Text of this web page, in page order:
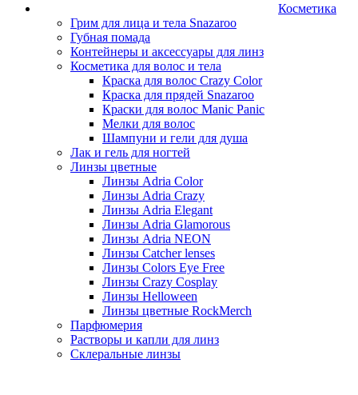
Косметика
Грим для лица и тела Snazaroo
Губная помада
Контейнеры и аксессуары для линз
Косметика для волос и тела
Краска для волос Crazy Color
Краска для прядей Snazaroo
Краски для волос Manic Panic
Мелки для волос
Шампуни и гели для душа
Лак и гель для ногтей
Линзы цветные
Линзы Adria Color
Линзы Adria Crazy
Линзы Adria Elegant
Линзы Adria Glamorous
Линзы Adria NEON
Линзы Catcher lenses
Линзы Colors Eye Free
Линзы Crazy Cosplay
Линзы Helloween
Линзы цветные RockMerch
Парфюмерия
Растворы и капли для линз
Склеральные линзы